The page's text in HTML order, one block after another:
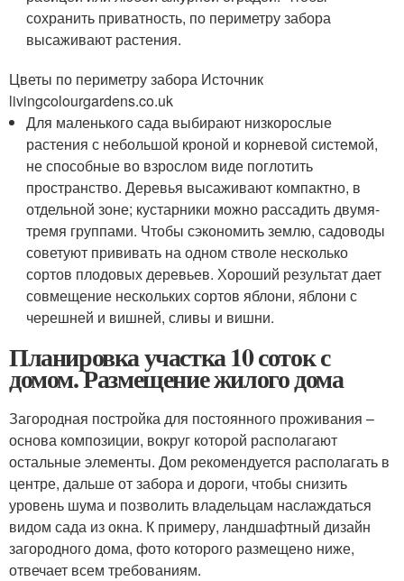
сохранить приватность, по периметру забора
высаживают растения.
Цветы по периметру забора Источник
livingcolourgardens.co.uk
Для маленького сада выбирают низкорослые
растения с небольшой кроной и корневой системой,
не способные во взрослом виде поглотить
пространство. Деревья высаживают компактно, в
отдельной зоне; кустарники можно рассадить двумя-
тремя группами. Чтобы сэкономить землю, садоводы
советуют прививать на одном стволе несколько
сортов плодовых деревьев. Хороший результат дает
совмещение нескольких сортов яблони, яблони с
черешней и вишней, сливы и вишни.
Планировка участка 10 соток с
домом. Размещение жилого дома
Загородная постройка для постоянного проживания –
основа композиции, вокруг которой располагают
остальные элементы. Дом рекомендуется располагать в
центре, дальше от забора и дороги, чтобы снизить
уровень шума и позволить владельцам наслаждаться
видом сада из окна. К примеру, ландшафтный дизайн
загородного дома, фото которого размещено ниже,
отвечает всем требованиям.